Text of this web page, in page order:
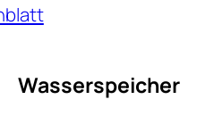
Wasserspeicher